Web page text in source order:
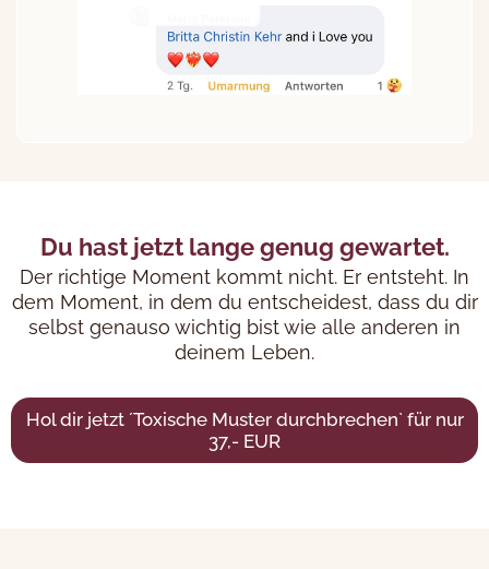
Du hast jetzt lange genug gewartet.
Der richtige Moment kommt nicht. Er entsteht. In
dem Moment, in dem du entscheidest, dass du dir
selbst genauso wichtig bist wie alle anderen in
deinem Leben.
Hol dir jetzt ´Toxische Muster durchbrechen` für nur
37,- EUR